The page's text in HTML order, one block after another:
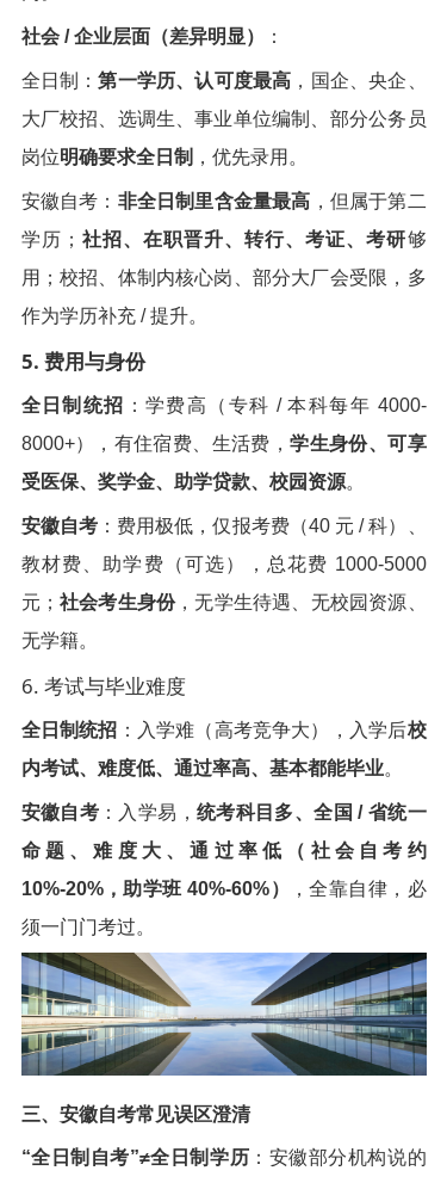
社会 / 企业层面（差异明显） ：
全日制：第一学历、认可度最高 ，国企、央企、
大厂校招、选调生、事业单位编制、部分公务员
岗位明确要求全日制 ，优先录用。
安徽自考： 非全日制里含金量最高 ，但属于第二
学历； 社招、在职晋升、转行、考证、考研够
用；校招、体制内核心岗、部分大厂会受限，多
作为学历补充 / 提升。
5. 费用与身份
全日制统招 ：学费高（专科 / 本科每年 4000-
8000+），有住宿费、生活费，学生身份、可享
受医保、奖学金、助学贷款、校园资源。
安徽自考：费用极低，仅报考费（40 元 / 科）、
教材费、助学费（可选），总花费 1000-5000
元； 社会考生身份，无学生待遇、无校园资源、
无学籍。
6. 考试与毕业难度
全日制统招 ：入学难（高考竞争大），入学后校
内考试、难度低、通过率高、基本都能毕业。
安徽自考 ：入学易， 统考科目多、全国 / 省统一
命题、难度大、通过率低（社会自考约
10%-20%，助学班 40%-60%）
，全靠自律，必
须一门门考过。
三、安徽自考常见误区澄清
“全日制自考”≠全日制学历 ：安徽部分机构说的